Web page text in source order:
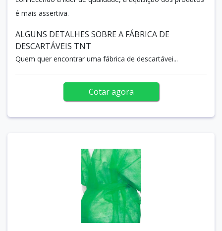
é mais assertiva.
ALGUNS DETALHES SOBRE A FÁBRICA DE
DESCARTÁVEIS TNT
Quem quer encontrar uma fábrica de descartávei...
Cotar agora